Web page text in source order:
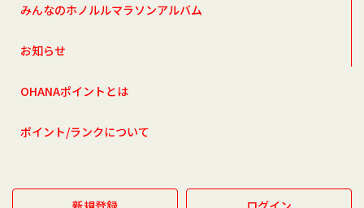
みんなのホノルルマラソンアルバム
お知らせ
OHANAポイントとは
ポイント/ランクについて